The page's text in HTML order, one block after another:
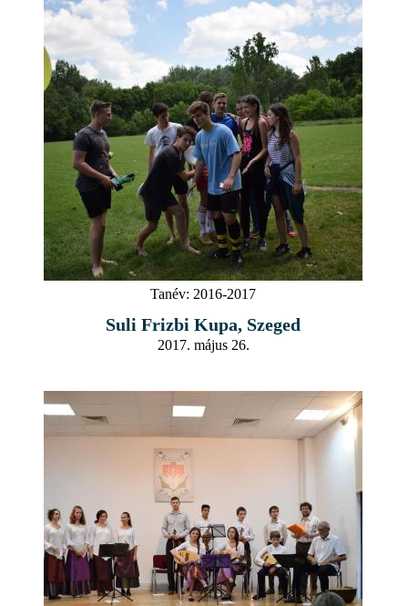
Tanév: 2016-2017
Suli Frizbi Kupa, Szeged
2017. május 26.